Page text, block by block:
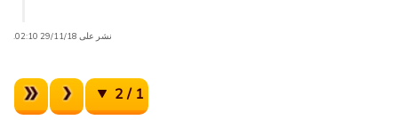
نشر على 29/11/18 02:10.
1 / 2